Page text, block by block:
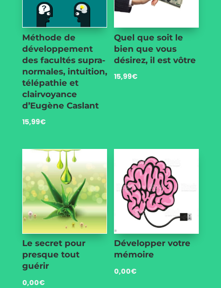
Méthode de
développement
des facultés supra-
normales, intuition,
télépathie et
clairvoyance
d’Eugène Caslant
15,99€
Quel que soit le
bien que vous
désirez, il est vôtre
15,99€
Le secret pour
presque tout
guérir
0,00€
Développer votre
mémoire
0,00€